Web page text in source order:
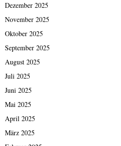
Dezember 2025
November 2025
Oktober 2025
September 2025
August 2025
Juli 2025
Juni 2025
Mai 2025
April 2025
März 2025